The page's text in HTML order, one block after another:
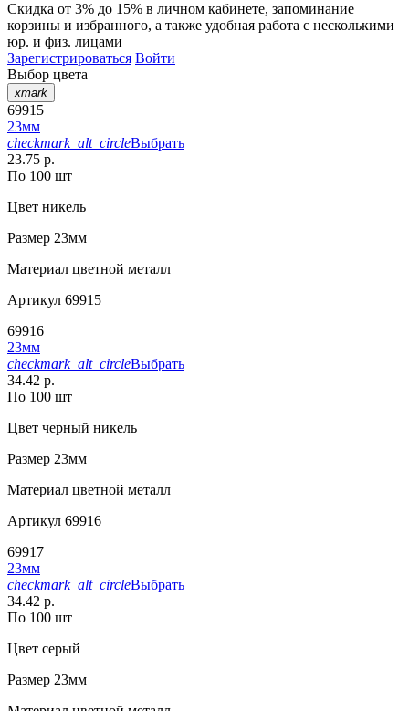
Скидка от 3% до 15% в личном кабинете, запоминание
корзины и избранного, а также удобная работа с несколькими
юр. и физ. лицами
Зарегистрироваться Войти
Выбор цвета
xmark
69915
23мм
checkmark_alt_circleВыбрать
23.75 р.
По 100 шт
Цвет никель
Размер 23мм
Материал цветной металл
Артикул 69915
69916
23мм
checkmark_alt_circleВыбрать
34.42 р.
По 100 шт
Цвет черный никель
Размер 23мм
Материал цветной металл
Артикул 69916
69917
23мм
checkmark_alt_circleВыбрать
34.42 р.
По 100 шт
Цвет серый
Размер 23мм